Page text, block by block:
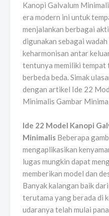
Kanopi Galvalum
era modern ini untuk
menjalankan berbagai
digunakan sebagai
keharmonisan antar
tentunya memiliki tempat
berbeda beda. Simak
dengan artikel Ide 22
Minimalis Gambar
Ide 22 Model Kanopi
Minimalis Beberapa
mengaplikasikan
lugas mungkin dapat
memberikan model dan
Banyak kalangan baik
terutama yang berada di
udaranya telah mulai